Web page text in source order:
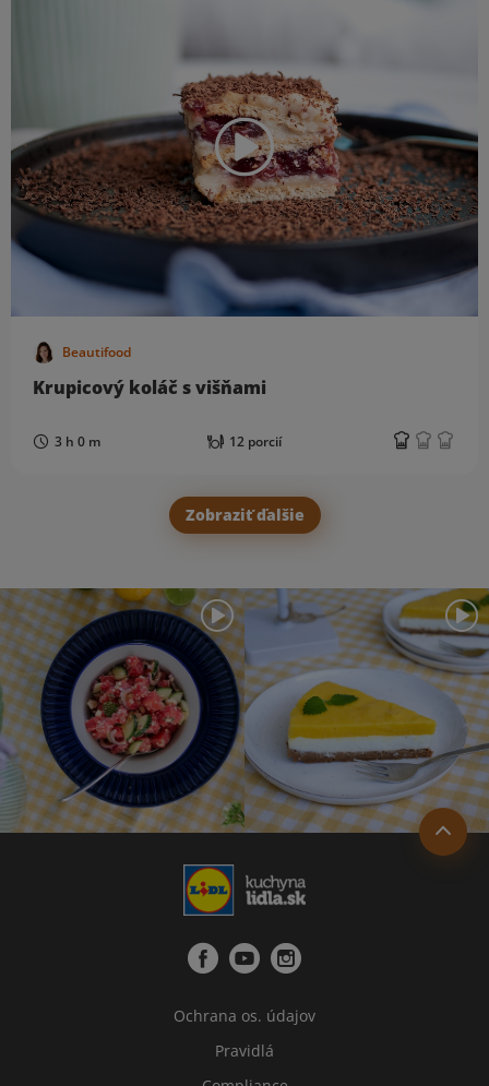
Beautifood
Krupicový koláč s višňami
3 h 0 m 12 porcií
Zobraziť ďalšie
Ochrana os. údajov
Pravidlá